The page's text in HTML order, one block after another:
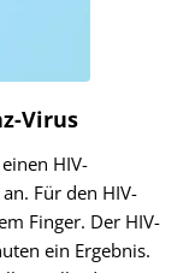
Virus
HIV-
Für den HIV-
Finger. Der HIV-
ein Ergebnis.